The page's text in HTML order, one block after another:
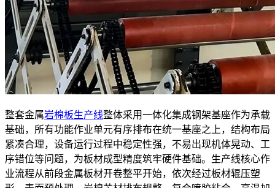
整套金属岩棉板生产线整体采用一体化集成钢架基座作为承载
基础，所有功能作业单元有序排布在统一基座之上，结构布局
紧凑合理，设备运行过程中稳定性强，不易出现机体晃动、工
序错位等问题，为板材成型精度筑牢硬件基础。生产线核心作
业流程从前段金属板材开卷整平开始，依次经过板材辊压塑